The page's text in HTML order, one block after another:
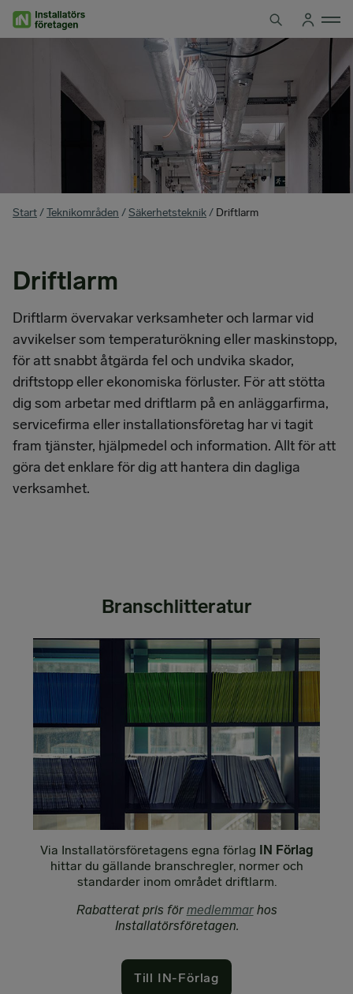
innehåll
You
Start/Teknikområden /Säkerhetsteknik/ Driftlarm
Driftlarm
Driftlarm övervakar verksamheter och larmar vid
avvikelser som temperaturökning eller maskinstopp,
för att snabbt åtgärda fel och undvika skador,
driftstopp eller ekonomiska förluster. För att stötta
dig som arbetar med driftlarm på en anläggarfirma,
servicefirma eller installationsföretag har vi tagit
fram tjänster, hjälpmedel och information. Allt för att
göra det enklare för dig att hantera din dagliga
verksamhet.
Branschlitteratur
Via Installatörsföretagens egna förlag IN Förlag
hittar du gällande branschregler, normer och
standarder inom området driftlarm.
Rabatterat pris för medlemmarhos
Installatörsföretagen.
Till IN-Förlag